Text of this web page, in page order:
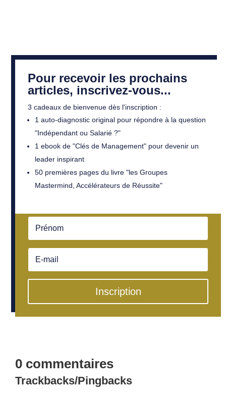
Pour recevoir les prochains
articles, inscrivez-vous...
3 cadeaux de bienvenue dès l'inscription :
1 auto-diagnostic original pour répondre à la question
"Indépendant ou Salarié ?"
1 ebook de "Clés de Management" pour devenir un
leader inspirant
50 premières pages du livre "les Groupes
Mastermind, Accélérateurs de Réussite"
Inscription
0 commentaires
Trackbacks/Pingbacks